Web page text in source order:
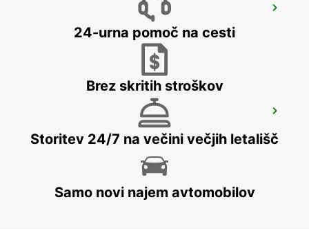
PRESTON - UNITED KINGDOM
WOLVERHAMPTON - UNITED KINGDOM
24-urna pomoč na cesti
Brez skritih stroškov
Storitev 24/7 na večini večjih letališč
Samo novi najem avtomobilov